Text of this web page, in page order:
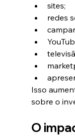
sites;
redes
Isso
sobre o
O